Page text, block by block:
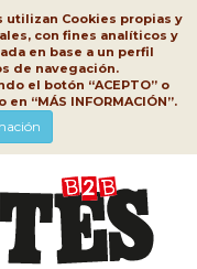
utilizan Cookies propias y
con fines analíticos y
en base a un perfil
de navegación.
el botón “ACEPTO” o
“MÁS INFORMACIÓN”.